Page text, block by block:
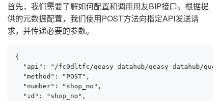
首先，我们需要了解如何配置和调用用友BIP接口。根据提
供的元数据配置，我们使用POST方法向指定API发送请
求，并传递必要的参数。
{
"api": "/fc0dltfc/qeasy_datahub/qeasy_datahub/
  "method": "POST",
  "number": "shop_no",
  "id": "shop_no",